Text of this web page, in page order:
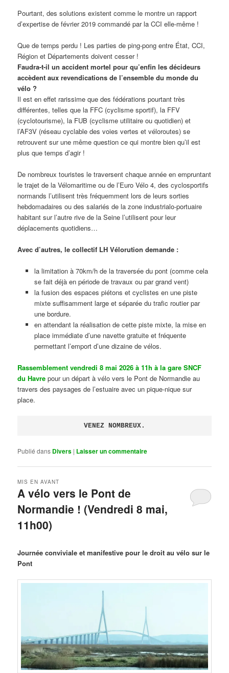
Pourtant, des solutions existent comme le montre un rapport
d’expertise de février 2019 commandé par la CCI elle-même !
Que de temps perdu ! Les parties de ping-pong entre État, CCI,
Région et Départements doivent cesser !
Faudra-t-il un accident mortel pour qu’enfin les décideurs
accèdent aux revendications de l’ensemble du monde du
vélo ?
Il est en effet rarissime que des fédérations pourtant très
différentes, telles que la FFC (cyclisme sportif), la FFV
(cyclotourisme), la FUB (cyclisme utilitaire ou quotidien) et
l’AF3V (réseau cyclable des voies vertes et véloroutes) se
retrouvent sur une même question ce qui montre bien qu’il est
plus que temps d’agir !
De nombreux touristes le traversent chaque année en empruntant
le trajet de la Vélomaritime ou de l’Euro Vélo 4, des cyclosportifs
normands l’utilisent très fréquemment lors de leurs sorties
hebdomadaires ou des salariés de la zone industrialo-portuaire
habitant sur l’autre rive de la Seine l’utilisent pour leur
déplacements quotidiens…
Avec d’autres, le collectif LH Vélorution demande :
la limitation à 70km/h de la traversée du pont (comme cela
se fait déjà en période de travaux ou par grand vent)
la fusion des espaces piétons et cyclistes en une piste
mixte suffisamment large et séparée du trafic routier par
une bordure.
en attendant la réalisation de cette piste mixte, la mise en
place immédiate d’une navette gratuite et fréquente
permettant l’emport d’une dizaine de vélos.
Rassemblement vendredi 8 mai 2026 à 11h à la gare SNCF
du Havre pour un départ à vélo vers le Pont de Normandie au
travers des paysages de l’estuaire avec un pique-nique sur
place.
VENEZ NOMBREUX.
Publié dans Divers | Laisser un commentaire
A vélo vers le Pont de
Normandie ! (Vendredi 8 mai,
11h00)
MIS EN AVANT
Journée conviviale et manifestive pour le droit au vélo sur le
Pont